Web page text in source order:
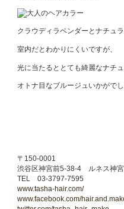
クラウディラベンダーとナチュ
室内だとわかりにくいですが、
光に当たるととても綺麗なナチ
オトナ目なブルージュいかがでし
〒150-0001
渋谷区神宮前5-38-4 ルネス神
TEL 03-3797-7595
www.tasha-hair.com/
www.facebook.com/